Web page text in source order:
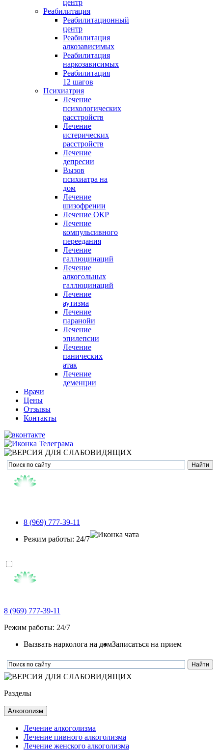
центр
Реабилитация
Реабилитационный
центр
Реабилитация
алкозависимых
Реабилитация
наркозависимых
Реабилитация
12 шагов
Психиатрия
Лечение
психологических
расстройств
Лечение
истерических
расстройств
Лечение
депресии
Вызов
психиатра на
дом
Лечение
шизофрении
Лечение ОКР
Лечение
компульсивного
переедания
Лечение
галлюцинаций
Лечение
алкогольных
галлюцинаций
Лечение
аутизма
Лечение
паранойи
Лечение
эпилепсии
Лечение
панических
атак
Лечение
деменции
Врачи
Цены
Отзывы
Контакты
8 (969) 777-39-11
Режим работы: 24/7
8 (969) 777-39-11
Режим работы: 24/7
Вызвать нарколога на домЗаписаться на прием
Разделы
Алкоголизм
Лечение алкоголизма
Лечение пивного алкоголизма
Лечение женского алкоголизма